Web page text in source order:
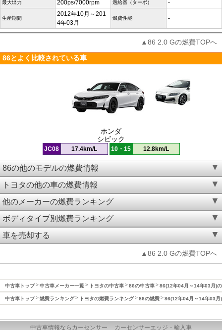
最大出力 200ps/7000rpm 過給器（ターボ） -
生産期間
2012年10月～201
4年03月
燃費性能 -
▲86 2.0 Gの燃費TOPへ
86とよく比較されている車
ホンダ
シビック
JC08 17.4km/L 10・15 12.8km/L
86の他のモデルの燃費情報
トヨタの他の車の燃費情報
他のメーカーの燃費ランキング
ボディタイプ別燃費ランキング
車を売却する
▲86 2.0 Gの燃費TOPへ
中古車トップ 中古車メーカー一覧 トヨタの中古車 86の中古車 86(12年04月～14年03月)
中古車トップ 燃費ランキング トヨタの燃費ランキング 86の燃費 86(12年04月～14年03月
中古車情報ならカーセンサー カーセンサーエッジ・輸入車